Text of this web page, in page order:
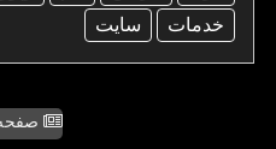
خدمات
سایت
صفحه